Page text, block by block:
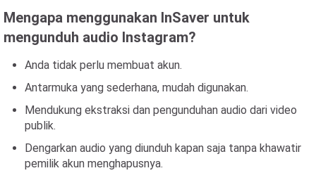
Mengapa menggunakan InSaver untuk
mengunduh audio Instagram?
Anda tidak perlu membuat akun.
Antarmuka yang sederhana, mudah digunakan.
Mendukung ekstraksi dan pengunduhan audio dari video
publik.
Dengarkan audio yang diunduh kapan saja tanpa khawatir
pemilik akun menghapusnya.